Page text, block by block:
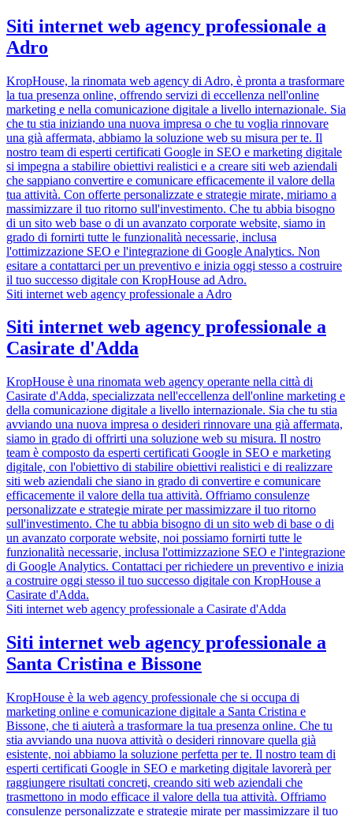
Siti internet web agency professionale a
Adro
KropHouse, la rinomata web agency di Adro, è pronta a trasformare
la tua presenza online, offrendo servizi di eccellenza nell'online
marketing e nella comunicazione digitale a livello internazionale. Sia
che tu stia iniziando una nuova impresa o che tu voglia rinnovare
una già affermata, abbiamo la soluzione web su misura per te. Il
nostro team di esperti certificati Google in SEO e marketing digitale
si impegna a stabilire obiettivi realistici e a creare siti web aziendali
che sappiano convertire e comunicare efficacemente il valore della
tua attività. Con offerte personalizzate e strategie mirate, miriamo a
massimizzare il tuo ritorno sull'investimento. Che tu abbia bisogno
di un sito web base o di un avanzato corporate website, siamo in
grado di fornirti tutte le funzionalità necessarie, inclusa
l'ottimizzazione SEO e l'integrazione di Google Analytics. Non
esitare a contattarci per un preventivo e inizia oggi stesso a costruire
il tuo successo digitale con KropHouse ad Adro.
Siti internet web agency professionale a Adro
Siti internet web agency professionale a
Casirate d'Adda
KropHouse è una rinomata web agency operante nella città di
Casirate d'Adda, specializzata nell'eccellenza dell'online marketing e
della comunicazione digitale a livello internazionale. Sia che tu stia
avviando una nuova impresa o desideri rinnovare una già affermata,
siamo in grado di offrirti una soluzione web su misura. Il nostro
team è composto da esperti certificati Google in SEO e marketing
digitale, con l'obiettivo di stabilire obiettivi realistici e di realizzare
siti web aziendali che siano in grado di convertire e comunicare
efficacemente il valore della tua attività. Offriamo consulenze
personalizzate e strategie mirate per massimizzare il tuo ritorno
sull'investimento. Che tu abbia bisogno di un sito web di base o di
un avanzato corporate website, noi possiamo fornirti tutte le
funzionalità necessarie, inclusa l'ottimizzazione SEO e l'integrazione
di Google Analytics. Contattaci per richiedere un preventivo e inizia
a costruire oggi stesso il tuo successo digitale con KropHouse a
Casirate d'Adda.
Siti internet web agency professionale a Casirate d'Adda
Siti internet web agency professionale a
Santa Cristina e Bissone
KropHouse è la web agency professionale che si occupa di
marketing online e comunicazione digitale a Santa Cristina e
Bissone, che ti aiuterà a trasformare la tua presenza online. Che tu
stia avviando una nuova attività o desideri rinnovare quella già
esistente, noi abbiamo la soluzione perfetta per te. Il nostro team di
esperti certificati Google in SEO e marketing digitale lavorerà per
raggiungere risultati concreti, creando siti web aziendali che
trasmettono in modo efficace il valore della tua attività. Offriamo
consulenze personalizzate e strategie mirate per massimizzare il tuo